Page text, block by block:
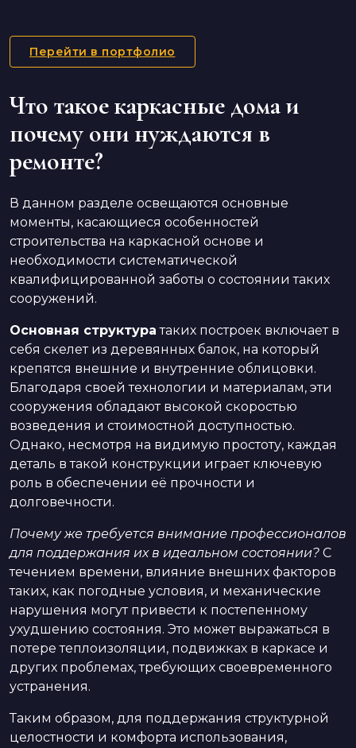
Перейти в портфолио
Что такое каркасные дома и
почему они нуждаются в
ремонте?
В данном разделе освещаются основные
моменты, касающиеся особенностей
строительства на каркасной основе и
необходимости систематической
квалифицированной заботы о состоянии таких
сооружений.
Основная структура таких построек включает в
себя скелет из деревянных балок, на который
крепятся внешние и внутренние облицовки.
Благодаря своей технологии и материалам, эти
сооружения обладают высокой скоростью
возведения и стоимостной доступностью.
Однако, несмотря на видимую простоту, каждая
деталь в такой конструкции играет ключевую
роль в обеспечении её прочности и
долговечности.
Почему же требуется внимание профессионалов
для поддержания их в идеальном состоянии? С
течением времени, влияние внешних факторов
таких, как погодные условия, и механические
нарушения могут привести к постепенному
ухудшению состояния. Это может выражаться в
потере теплоизоляции, подвижках в каркасе и
других проблемах, требующих своевременного
устранения.
Таким образом, для поддержания структурной
целостности и комфорта использования,